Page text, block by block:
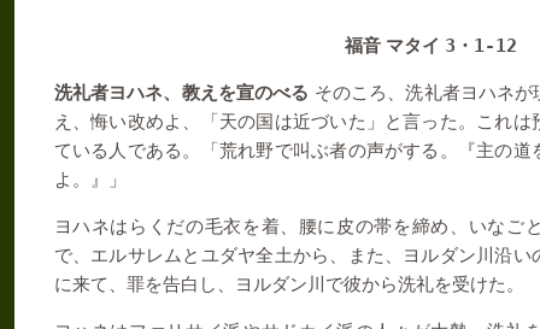
福音 マタイ 3 ・ 1-12
洗礼者ヨハネ、教えを宣のべる そのころ、洗礼者ヨハネ
え、悔い改めよ、「天の国は近づいた」と言った。これ
ている人である。「荒れ野で叫ぶ者の声がする。『主の
よ。』」
ヨハネはらくだの毛衣を着、腰に皮の帯を締め、いなご
で、エルサレムとユダヤ全土から、また、ヨルダン川沿
に来て、罪を告白し、ヨルダン川で彼から洗礼を受けた。